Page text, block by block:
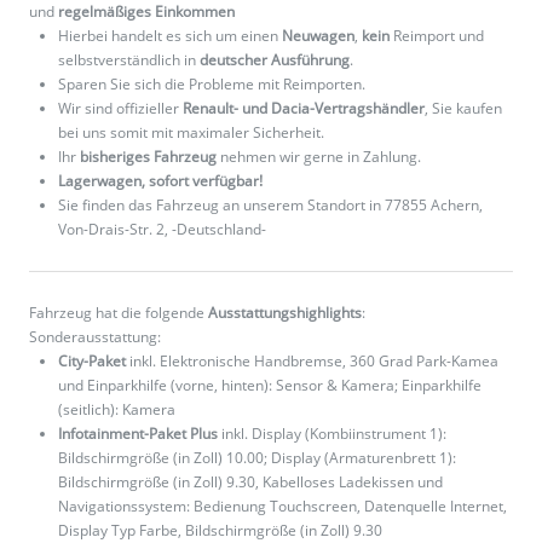
und regelmäßiges Einkommen
Hierbei handelt es sich um einen Neuwagen, kein Reimport und
selbstverständlich indeutscher Ausführung.
Sparen Sie sich die Probleme mit Reimporten.
Wir sind offizieller Renault- und Dacia-Vertragshändler, Sie kaufen
bei uns somit mit maximaler Sicherheit.
Ihr bisheriges Fahrzeug nehmen wir gerne in Zahlung.
Lagerwagen, sofort verfügbar!
Sie finden das Fahrzeug an unserem Standort in 77855 Achern,
Von-Drais-Str. 2, -Deutschland-
Fahrzeug hat die folgende Ausstattungshighlights:
Sonderausstattung:
City-Paketinkl. Elektronische Handbremse, 360 Grad Park-Kamea
und Einparkhilfe (vorne, hinten): Sensor & Kamera; Einparkhilfe
(seitlich): Kamera
Infotainment-Paket Plus inkl. Display (Kombiinstrument 1):
Bildschirmgröße (in Zoll) 10.00; Display (Armaturenbrett 1):
Bildschirmgröße (in Zoll) 9.30, Kabelloses Ladekissen und
Navigationssystem: Bedienung Touchscreen, Datenquelle Internet,
Display Typ Farbe, Bildschirmgröße (in Zoll) 9.30